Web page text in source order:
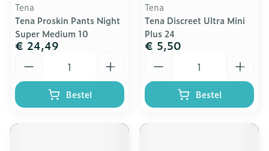
Tena
Tena Proskin Pants Night
Super Medium 10
€ 24,49
Bestel
Tena
Tena Discreet Ultra Mini
Plus 24
€ 5,50
Bestel